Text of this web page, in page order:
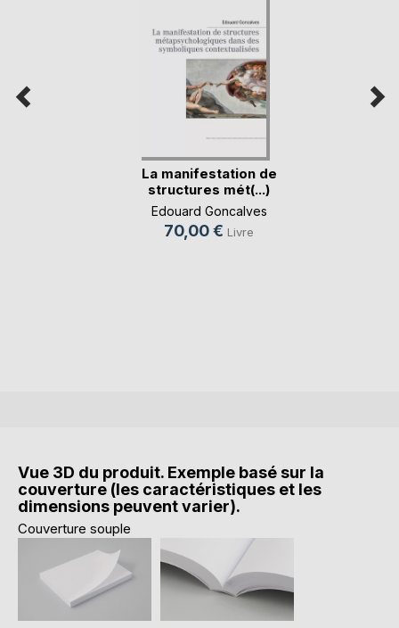
La manifestation de
structures mét(...)
Edouard Goncalves
70,00 € Livre
Vue 3D du produit. Exemple basé sur la
couverture (les caractéristiques et les
dimensions peuvent varier).
Couverture souple